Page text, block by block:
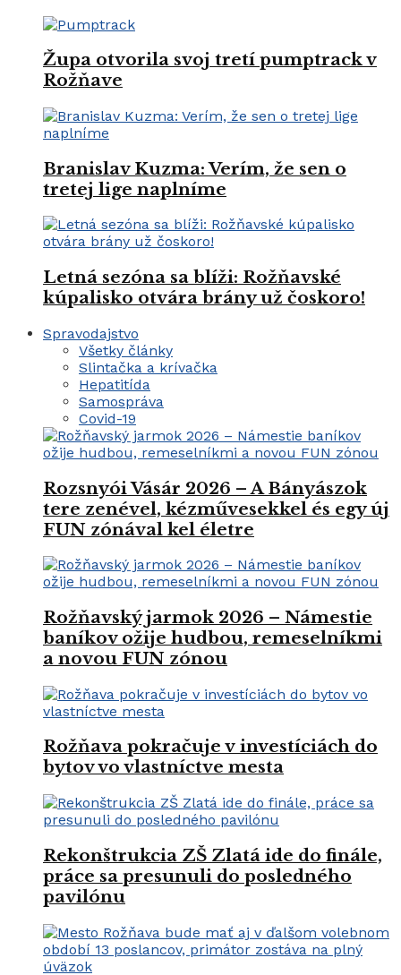
Župa otvorila svoj tretí pumptrack v
Rožňave
Branislav Kuzma: Verím, že sen o
tretej lige naplníme
Letná sezóna sa blíži: Rožňavské
kúpalisko otvára brány už čoskoro!
Spravodajstvo
Všetky články
Slintačka a krívačka
Hepatitída
Samospráva
Covid-19
Rozsnyói Vásár 2026 – A Bányászok
tere zenével, kézművesekkel és egy új
FUN zónával kel életre
Rožňavský jarmok 2026 – Námestie
baníkov ožije hudbou, remeselníkmi
a novou FUN zónou
Rožňava pokračuje v investíciách do
bytov vo vlastníctve mesta
Rekonštrukcia ZŠ Zlatá ide do finále,
práce sa presunuli do posledného
pavilónu